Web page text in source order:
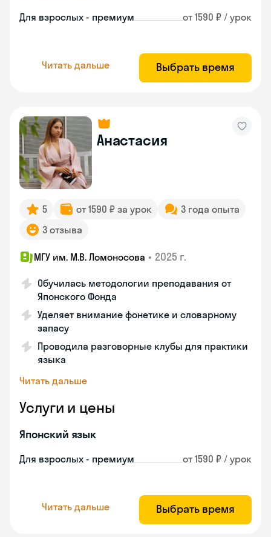
Для взрослых - премиум от 1590 ₽ / урок
Читать дальше Выбрать время
Анастасия
5 от 1590 ₽ за урок
3 года опыта
3 отзыва
МГУ им. М.В. Ломоносова • 2025 г.
Обучилась методологии преподавания от
Японского Фонда
Уделяет внимание фонетике и словарному
запасу
Проводила разговорные клубы для практики
языка
Читать дальше
Услуги и цены
Японский язык
Для взрослых - премиум от 1590 ₽ / урок
Читать дальше Выбрать время